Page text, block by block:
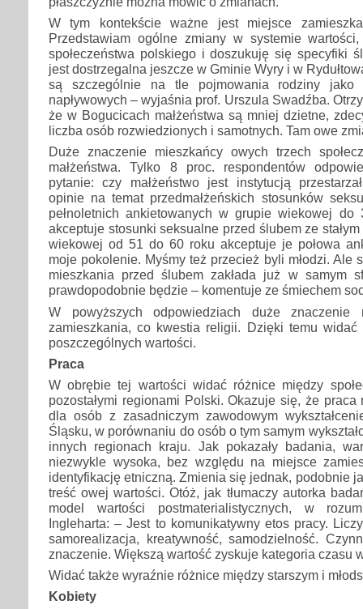
W tym kontekście ważne jest miejsce
Przedstawiam ogólne zmiany w systemie
społeczeństwa polskiego i doszukuję się specyfiki
jest dostrzegalna jeszcze w Gminie Wyry i w
są szczególnie na tle pojmowania rodziny jako
napływowych – wyjaśnia prof. Urszula Swadźba.
że w Bogucicach małżeństwa są mniej dzietne,
liczba osób rozwiedzionych i samotnych. Tam owe
Duże znaczenie mieszkańcy owych trzech
małżeństwa. Tylko 8 proc. respondentów
pytanie: czy małżeństwo jest instytucją
opinie na temat przedmałżeńskich stosunków
pełnoletnich ankietowanych w grupie wiekowej
akceptuje stosunki seksualne przed ślubem ze
wiekowej od 51 do 60 roku akceptuje je połowa
moje pokolenie. Myśmy też przecież byli młodzi. Ale
mieszkania przed ślubem zakłada już w samym
prawdopodobnie będzie – komentuje ze śmiechem
W powyższych odpowiedziach duże
zamieszkania, co kwestia religii. Dzięki temu widać
poszczególnych wartości.
Praca
W obrębie tej wartości widać różnice między
pozostałymi regionami Polski. Okazuje się, że
dla osób z zasadniczym zawodowym
Śląsku, w porównaniu do osób o tym samym
innych regionach kraju. Jak pokazały badania,
niezwykle wysoka, bez względu na miejsce
identyfikację etniczną. Zmienia się jednak, podobnie
treść owej wartości. Otóż, jak tłumaczy autorka
model wartości postmaterialistycznych, w
Ingleharta: – Jest to komunikatywny etos pracy.
samorealizacja, kreatywność, samodzielność.
znaczenie. Większą wartość zyskuje kategoria czasu
Widać także wyraźnie różnice między starszym i
Kobiety